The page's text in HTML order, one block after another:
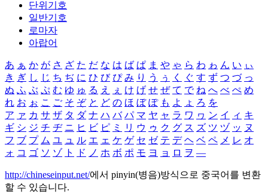
단위기호
일반기호
로마자
아랍어
あ ぁ か が さ ざ た だ な は ば ぱ ま や ゃ ら わ ゎ ん い ぃ
き ぎ し じ ち ぢ に ひ び ぴ み り う ぅ く ぐ す ず つ づ っ
ぬ ふ ぶ ぷ む ゆ ゅ る え ぇ け げ せ ぜ て で ね へ べ ぺ め
れ お ぉ こ ご そ ぞ と ど の ほ ぼ ぽ も よ ょ ろ を
ア ァ カ サ ザ タ ダ ナ ハ バ パ マ ヤ ャ ラ ワ ヮ ン イ ィ キ
ギ シ ジ チ ヂ ニ ヒ ビ ピ ミ リ ウ ゥ ク グ ス ズ ツ ヅ ッ ヌ
フ ブ プ ム ユ ュ ル エ ェ ケ ゲ セ ゼ テ デ ヘ ベ ペ メ レ オ
ォ コ ゴ ソ ゾ ト ド ノ ホ ボ ポ モ ヨ ョ ロ ヲ ―
http://chineseinput.net/에서 pinyin(병음)방식으로 중국어를 변환
할 수 있습니다.